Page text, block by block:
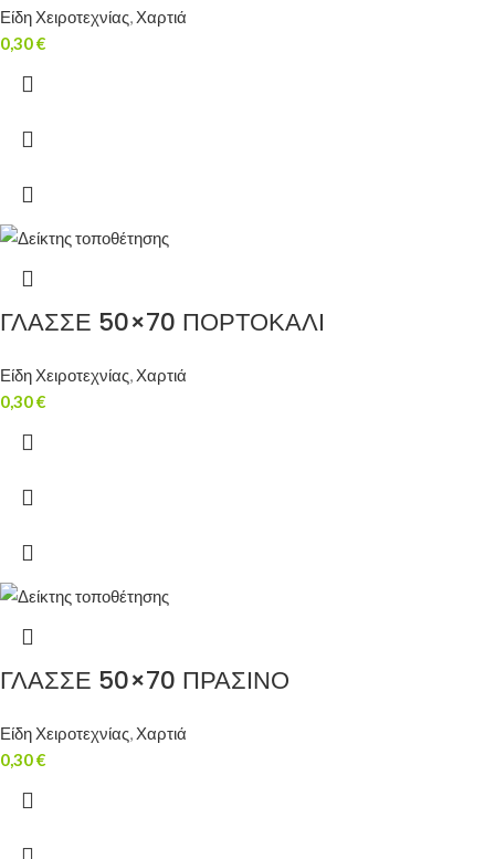
Είδη Χειροτεχνίας, Χαρτιά
0,30€
ΓΛΑΣΣΕ 50×70 ΠΟΡΤΟΚΑΛΙ
Είδη Χειροτεχνίας, Χαρτιά
0,30€
ΓΛΑΣΣΕ 50×70 ΠΡΑΣΙΝΟ
Είδη Χειροτεχνίας, Χαρτιά
0,30€